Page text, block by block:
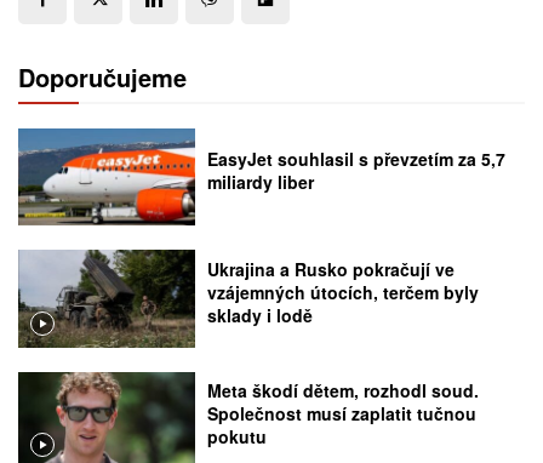
Doporučujeme
EasyJet souhlasil s převzetím za 5,7
miliardy liber
Ukrajina a Rusko pokračují ve
vzájemných útocích, terčem byly
sklady i lodě
Meta škodí dětem, rozhodl soud.
Společnost musí zaplatit tučnou
pokutu